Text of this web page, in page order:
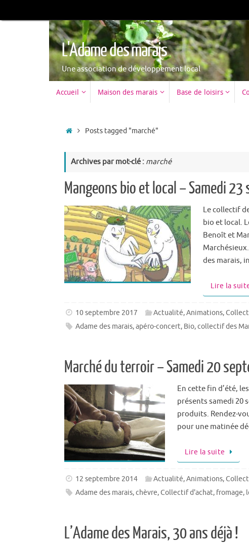
L'Adame des marais
Une association de développement local
Accueil Maison des marais Base de loisirs
Posts tagged "marché"
Archives par mot-clé : marché
Mangeons bio et local – Samedi
Le collectif
bio et local.
Benoît et
des marais,
Lire la
10 septembre 2017 Actualité,Animations,
Adame des marais,apéro-concert, Bio,collectif des
Marché du terroir – Samedi 20
En cette fin d’été,
présents samedi 20
produits. Rendez-
pour une matinée
Lire la suite
12 septembre 2014 Actualité,Animations,
Adame des marais,chèvre,Collectif d'achat, fromage,
L’Adame des Marais, 30 ans déjà !